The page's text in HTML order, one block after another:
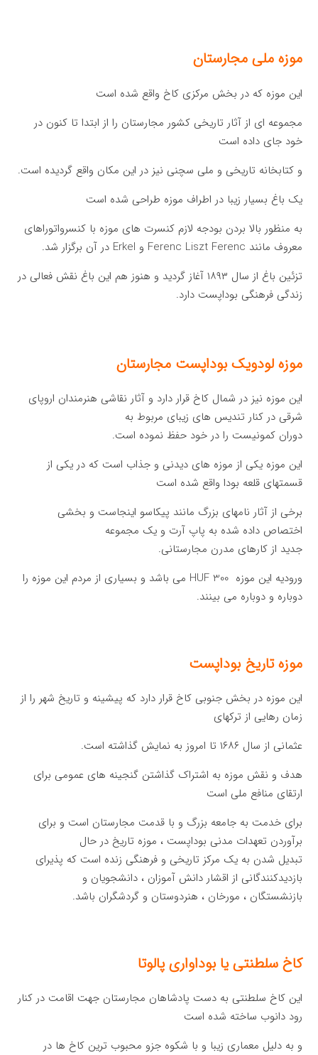
موزه ملی مجارستان
این موزه که در بخش مرکزی کاخ واقع شده است
مجموعه ای از آثار تاریخی کشور مجارستان را از ابتدا تا کنون در
خود جای داده است
و کتابخانه تاریخی و ملی سچنی نیز در این مکان واقع گردیده است.
یک باغ بسیار زیبا در اطراف موزه طراحی شده است
به منظور بالا بردن بودجه لازم کنسرت های موزه با کنسرواتوراهای
معروف مانند Ferenc Liszt Ferenc و Erkel در آن برگزار شد.
تزئین باغ از سال ۱۸۹۳ آغاز گردید و هنوز هم این باغ نقش فعالی در
زندگی فرهنگی بوداپست دارد.
موزه لودویک بوداپست مجارستان
این موزه نیز در شمال کاخ قرار دارد و آثار نقاشی هنرمندان اروپای
شرقی در کنار تندیس های زیبای مربوط به
دوران کمونیست را در خود حفظ نموده است.
این موزه یکی از موزه های دیدنی و جذاب است که در یکی از
قسمتهای قلعه بودا واقع شده است
برخی از آثار نامهای بزرگ مانند پیکاسو اینجاست و بخشی
اختصاص داده شده به پاپ آرت و یک مجموعه
جدید از کارهای مدرن مجارستانی.
ورودیه این موزه HUF 300 می باشد و بسیاری از مردم این موزه را
دوباره و دوباره می بینند.
موزه تاریخ بوداپست
این موزه در بخش جنوبی کاخ قرار دارد که پیشینه و تاریخ شهر را از
زمان رهایی از ترکهای
عثمانی از سال ۱۶۸۶ تا امروز به نمایش گذاشته است.
هدف و نقش موزه به اشتراک گذاشتن گنجینه های عمومی برای
ارتقای منافع ملی است
برای خدمت به جامعه بزرگ و با قدمت مجارستان است و برای
برآوردن تعهدات مدنی بوداپست ، موزه تاریخ در حال
تبدیل شدن به یک مرکز تاریخی و فرهنگی زنده است که پذیرای
بازدیدکنندگانی از اقشار دانش آموزان ، دانشجویان و
بازنشستگان ، مورخان ، هنردوستان و گردشگران باشد.
کاخ سلطنتی یا بوداواری پالوتا
این کاخ سلطنتی به دست پادشاهان مجارستان جهت اقامت در کنار
رود دانوب ساخته شده است
و به دلیل معماری زیبا و با شکوه جزو محبوب ترین کاخ ها در